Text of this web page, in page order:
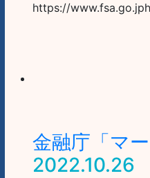
https://
金融庁「マ
2022.10.26